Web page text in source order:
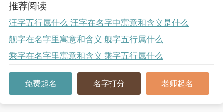
推荐阅读
汪字五行属什么 汪字在名字中寓意和含义是什么
舰字在名字里寓意和含义 舰字五行属什么
乘字在名字里寓意和含义 乘字五行属什么
免费起名 名字打分 老师起名